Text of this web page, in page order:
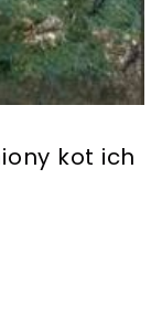
kot ich